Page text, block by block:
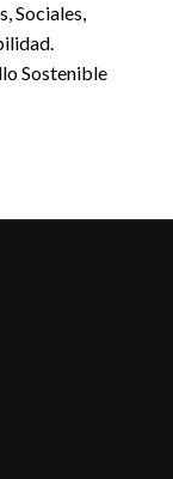
Sociales,
Sostenible